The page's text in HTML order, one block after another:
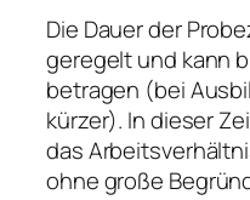
Die Dauer der
geregelt und kann
betragen (bei
kürzer). In dieser
das
ohne große